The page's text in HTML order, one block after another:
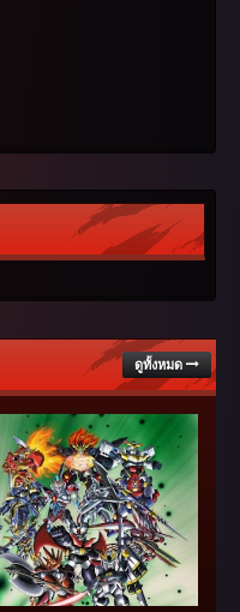
ดูทั้งหมด